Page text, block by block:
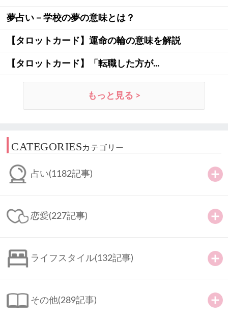
夢占い－学校の夢の意味とは？
【タロットカード】運命の輪の意味を解説
【タロットカード】「転職した方が...
もっと見る >
CATEGORIESカテゴリー
占い(1182記事)
恋愛(227記事)
ライフスタイル(132記事)
その他(289記事)